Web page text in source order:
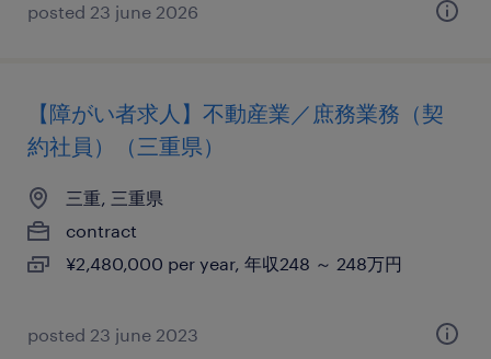
posted 23 june 2026
【障がい者求人】不動産業／庶務業務（契
約社員）（三重県）
三重, 三重県
contract
¥2,480,000 per year, 年収248 ～ 248万円
posted 23 june 2023